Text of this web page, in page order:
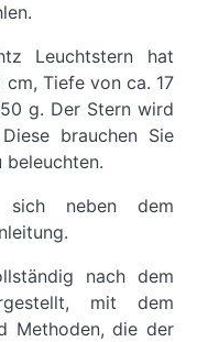
Leuchtstern hat
Tiefe von ca. 17
g. Der Stern wird
brauchen Sie
beleuchten.
sich neben dem
nach dem
mit dem
Methoden, die der